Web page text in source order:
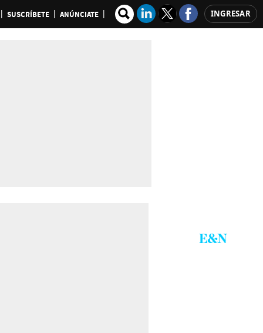
SUSCRÍBETE ANÚNCIATE INGRESAR